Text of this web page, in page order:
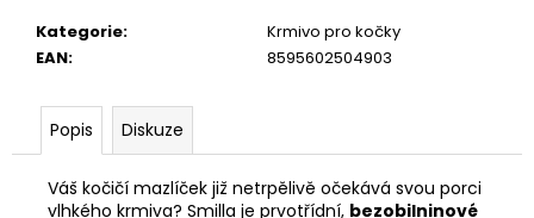
Kategorie:
Krmivo pro kočky
EAN: 8595602504903
Popis Diskuze
Váš kočičí mazlíček již netrpělivě očekává svou porci
vlhkého krmiva? Smilla je prvotřídní, bezobilninové
u
e
m